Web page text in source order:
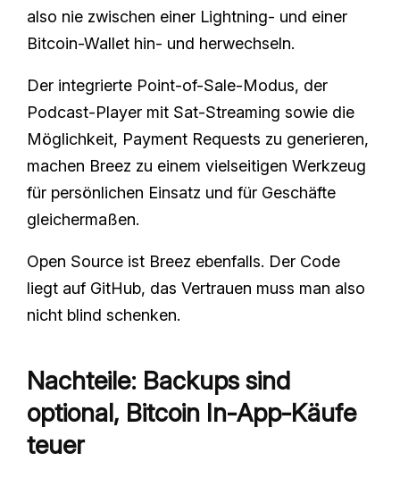
also nie zwischen einer Lightning- und einer
Bitcoin-Wallet hin- und herwechseln.
Der integrierte Point-of-Sale-Modus, der
Podcast-Player mit Sat-Streaming sowie die
Möglichkeit, Payment Requests zu generieren,
machen Breez zu einem vielseitigen Werkzeug
für persönlichen Einsatz und für Geschäfte
gleichermaßen.
Open Source ist Breez ebenfalls. Der Code
liegt auf GitHub, das Vertrauen muss man also
nicht blind schenken.
Nachteile: Backups sind
optional, Bitcoin In‑App‑Käufe
teuer